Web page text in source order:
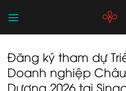
Đăng ký tham dự
Doanh nghiệp Châu
Dương 2026 tại